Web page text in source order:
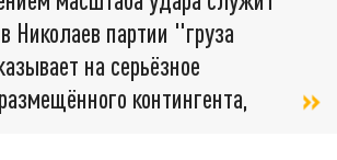
Николаев партии "груза
на серьёзное
контингента,